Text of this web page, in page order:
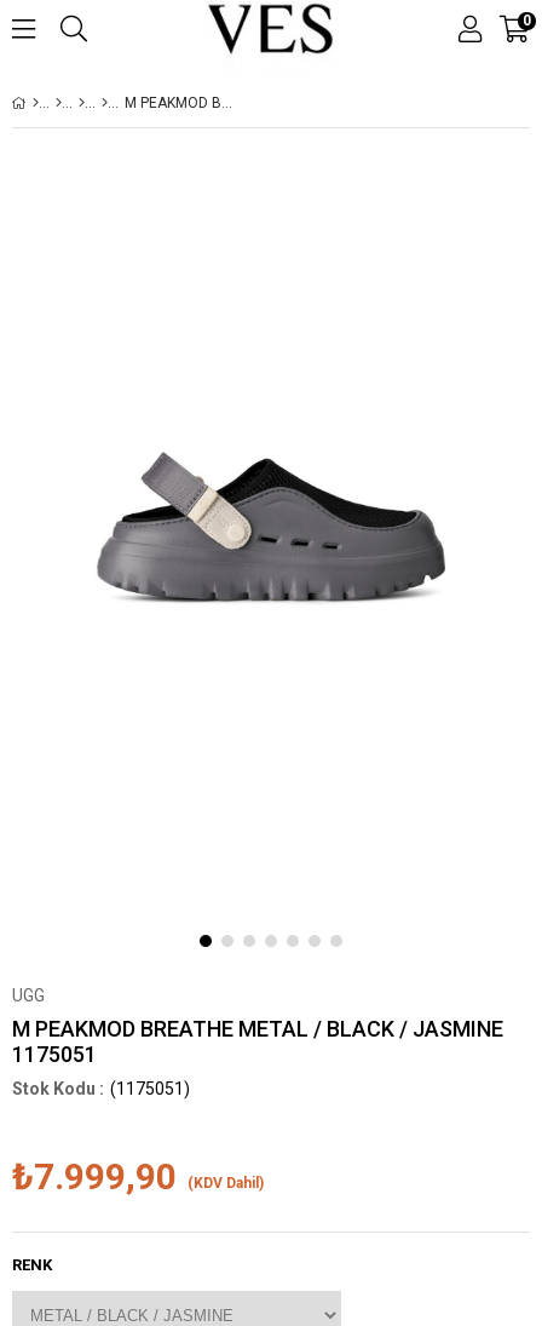
0
M PEAKMOD BREATHE METAL / BLACK / JASMINE 1175051
UGG
M PEAKMOD BREATHE METAL / BLACK / JASMINE
1175051
(1175051)
₺7.999,90 (KDV Dahil)
RENK